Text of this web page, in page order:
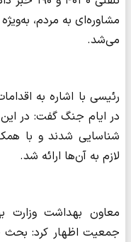
مشاوره‌ای به مردم، به‌ویژه
می‌شد.
رئیسی با اشاره به
شناسایی شدند و با
لازم به آن‌ها ارائه شد.
معاون بهداشت وزارت
جمعیت اظهار کرد: